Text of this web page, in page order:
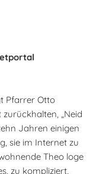
Pfarrer Otto
„Neid
Jahren einigen
sie im Internet zu
Theo loge
zu kompliziert,